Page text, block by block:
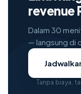
revenue
Dalam 30
— langsung di
Tanpa biaya,